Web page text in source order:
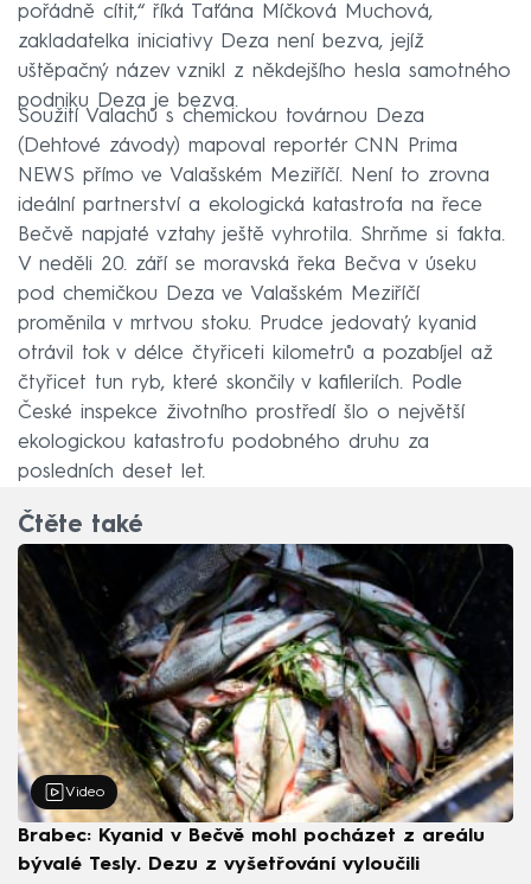
pořádně cítit,“ říká Taťána Míčková Muchová,
zakladatelka iniciativy Deza není bezva, jejíž
uštěpačný název vznikl z někdejšího hesla samotného
podniku Deza je bezva.
Soužití Valachů s chemickou továrnou Deza
(Dehtové závody) mapoval reportér CNN Prima
NEWS přímo ve Valašském Meziříčí. Není to zrovna
ideální partnerství a ekologická katastrofa na řece
Bečvě napjaté vztahy ještě vyhrotila. Shrňme si fakta.
V neděli 20. září se moravská řeka Bečva v úseku
pod chemičkou Deza ve Valašském Meziříčí
proměnila v mrtvou stoku. Prudce jedovatý kyanid
otrávil tok v délce čtyřiceti kilometrů a pozabíjel až
čtyřicet tun ryb, které skončily v kafileriích. Podle
České inspekce životního prostředí šlo o největší
ekologickou katastrofu podobného druhu za
posledních deset let.
Čtěte také
Video
Brabec: Kyanid v Bečvě mohl pocházet z areálu
bývalé Tesly. Dezu z vyšetřování vyloučili